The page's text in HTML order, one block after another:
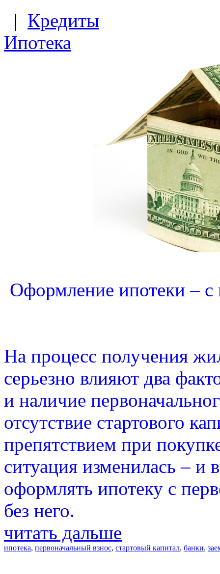
| Кредиты
Ипотека
Оформление ипотеки – с
На процесс получения
серьезно влияют два
и наличие
отсутствие стартового
препятствием при
ситуация изменилась – и
оформлять ипотеку с
без него.
читать дальше
ипотека, первоначальный взнос, стартовый капитал, банки,